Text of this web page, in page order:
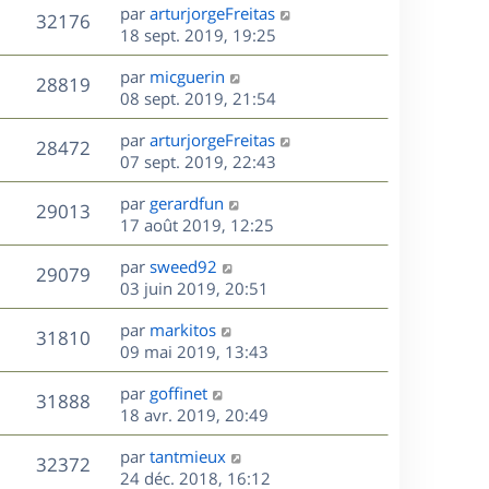
e
s
a
g
e
m
e
s
s
a
g
e
s
i
e
r
m
e
s
s
a
g
e
32176V
u
s
D
e
r
n
i
e
r
m
e
s
s
a
g
e
par arturjorgeFreitas
18 sept. 2019, 19:25
28819V
u
e
s
D
e
r
n
i
e
r
m
e
s
s
a
g
e
par micguerin
08 sept. 2019, 21:54
28472V
u
e
s
D
e
r
n
i
e
r
m
e
s
s
a
g
e
par arturjorgeFreitas
07 sept. 2019, 22:43
29013V
u
s
D
e
r
n
i
e
r
m
e
s
s
a
g
par gerardfun
17 août 2019, 12:25
29079V
u
s
D
e
r
n
i
e
r
m
e
s
s
par sweed92
03 juin 2019, 20:51
31810V
u
e
s
D
e
r
n
i
e
r
m
par markitos
09 mai 2019, 13:43
31888V
u
e
D
e
r
n
i
par goffinet
18 avr. 2019, 20:49
32372V
D
e
par tantmieux
24 déc. 2018, 16:12